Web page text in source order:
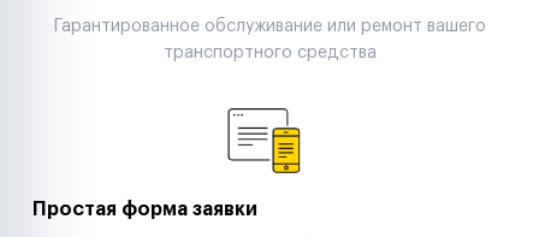
Строительные компании
Аренда спецтехники
Гарантированное обслуживание или ремонт вашего
транспортного средства
Простая форма заявки